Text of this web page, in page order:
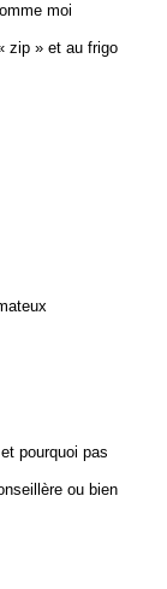
moi
zip » et au frigo
pourquoi pas
ou bien